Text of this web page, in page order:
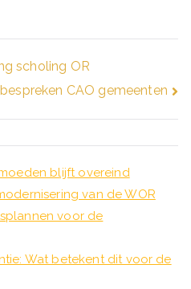
scholing OR
CAO gemeenten
blijft overeind
van de WOR
voor de
Wat betekent dit voor de